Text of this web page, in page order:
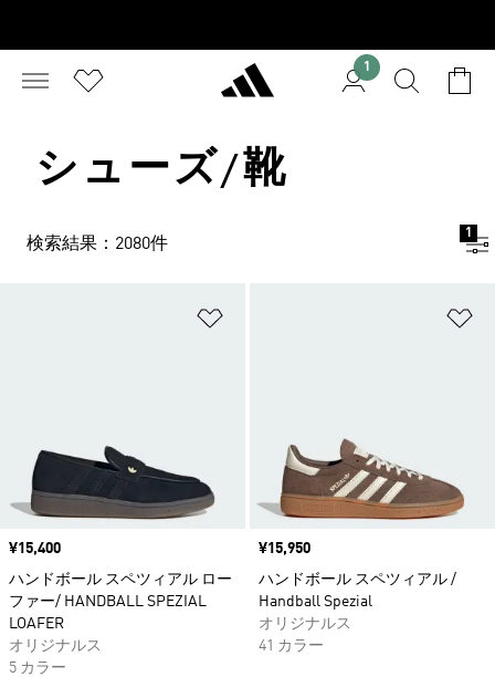
1
シューズ/靴
検索結果：2080件
1
価格
¥15,400
ハンドボール スペツィアル ロー
ファー/ HANDBALL SPEZIAL
LOAFER
オリジナルス
5 カラー
価格
¥15,950
ハンドボール スペツィアル /
Handball Spezial
オリジナルス
41 カラー